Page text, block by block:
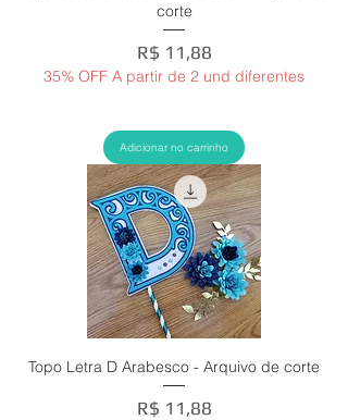
corte
Preço
R$ 11,88
35% OFF A partir de 2 und diferentes
Adicionar no carrinho
Topo Letra D Arabesco - Arquivo de corte
Preço
R$ 11,88